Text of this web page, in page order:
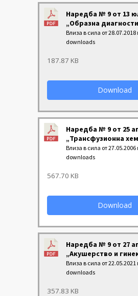
Наредба № 9 от 13
„Образна
Влиза в сила от 28.07.2018
downloads
187.87 KB
Download
Наредба № 9 от 25
„Трансфузионна
Влиза в сила от 27.05.2006
downloads
567.70 KB
Download
Наредба № 9 от 27
„Акушерство и
Влиза в сила от 22.05.2021
downloads
357.83 KB